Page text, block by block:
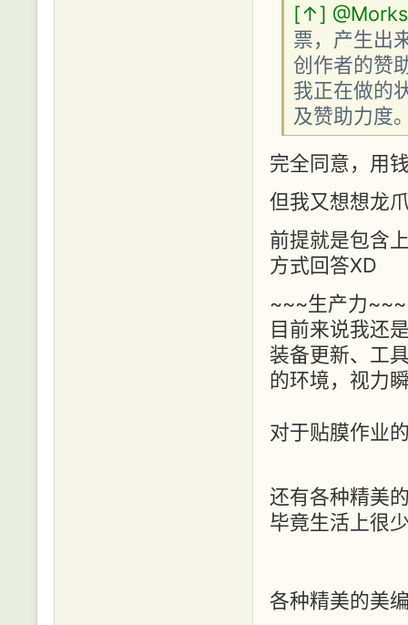
[↑]
票，产生出
创作者的赞
我正在做的
及赞助力度
完全同意，用
但我又想想龙
前提就是包含
方式回答XD
~~~生产力~~~
目前来说我还
装备更新、工
的环境，视力
对于贴膜作业
还有各种精美
毕竟生活上很
各种精美的美